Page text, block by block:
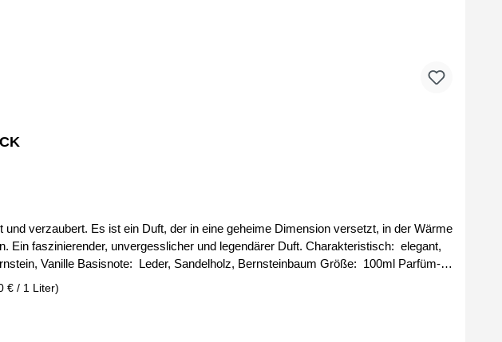
verzaubert. Es ist ein Duft, der in eine geheime Dimension versetzt, in der Wärme
unvergesslicher und legendärer Duft. Charakteristisch: elegant,
nur Original Parfum´s der FM Group by
€ / 1 Liter)